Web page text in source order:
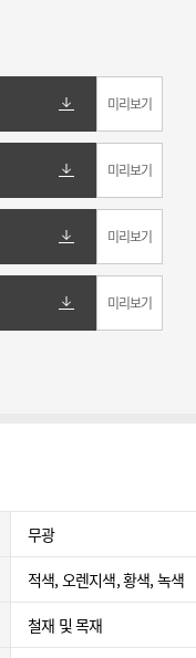
미리보기
미리보기
미리보기
미리보기
무광
적색, 오렌지색, 황색, 녹색
철재 및 목재